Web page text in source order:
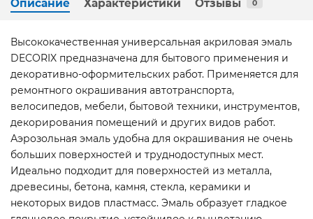
Описание Характеристики Отзывы 0
Высококачественная универсальная акриловая эмаль
DECORIX предназначена для бытового применения и
декоративно-оформительских работ. Применяется для
ремонтного окрашивания автотранспорта,
велосипедов, мебели, бытовой техники, инструментов,
декорирования помещений и других видов работ.
Аэрозольная эмаль удобна для окрашивания не очень
больших поверхностей и труднодоступных мест.
Идеально подходит для поверхностей из металла,
древесины, бетона, камня, стекла, керамики и
некоторых видов пластмасс. Эмаль образует гладкое